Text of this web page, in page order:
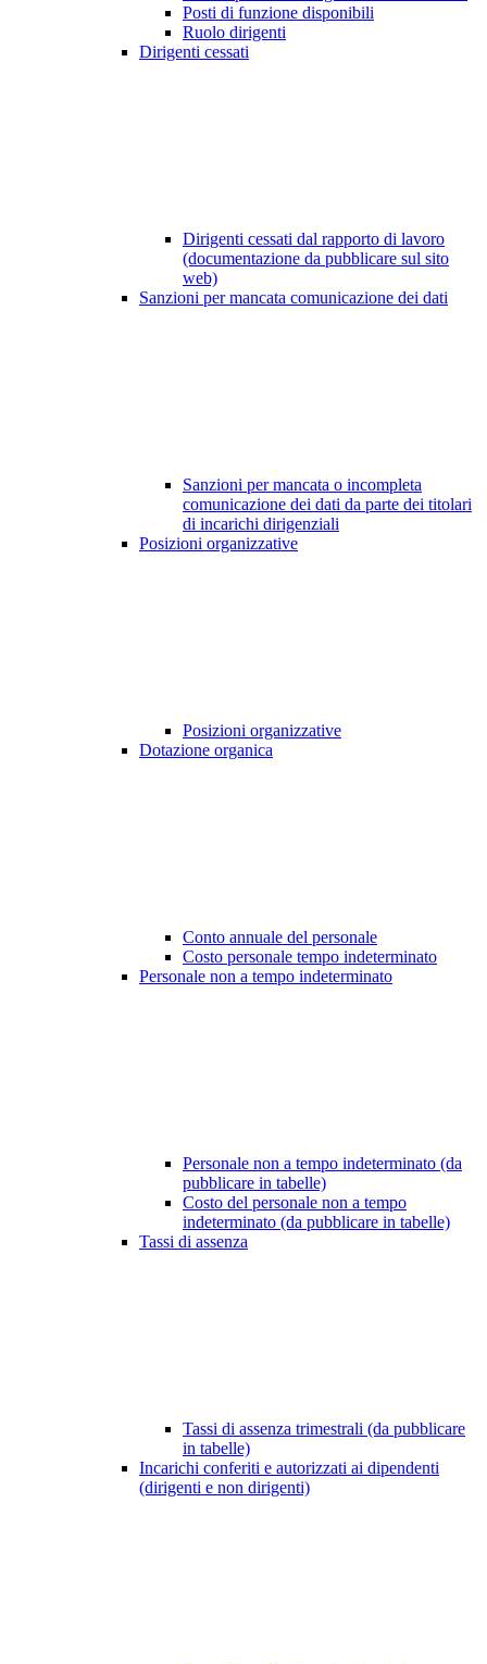
Posti di funzione disponibili
Ruolo dirigenti
Dirigenti cessati
Dirigenti cessati dal rapporto di lavoro
(documentazione da pubblicare sul sito
web)
Sanzioni per mancata comunicazione dei dati
Sanzioni per mancata o incompleta
comunicazione dei dati da parte dei titolari
di incarichi dirigenziali
Posizioni organizzative
Posizioni organizzative
Dotazione organica
Conto annuale del personale
Costo personale tempo indeterminato
Personale non a tempo indeterminato
Personale non a tempo indeterminato (da
pubblicare in tabelle)
Costo del personale non a tempo
indeterminato (da pubblicare in tabelle)
Tassi di assenza
Tassi di assenza trimestrali (da pubblicare
in tabelle)
Incarichi conferiti e autorizzati ai dipendenti
(dirigenti e non dirigenti)